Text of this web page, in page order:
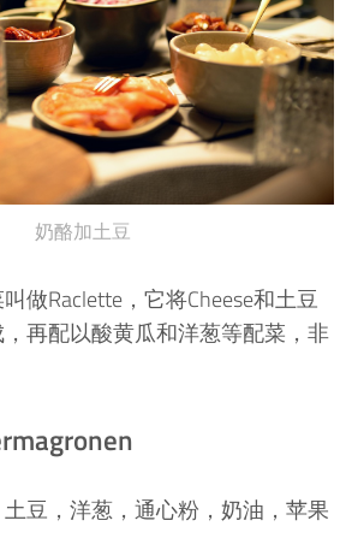
奶酪加土豆
做Raclette，它将Cheese和土豆
再配以酸黄瓜和洋葱等配菜，非
豆，洋葱，通心粉，奶油，苹果